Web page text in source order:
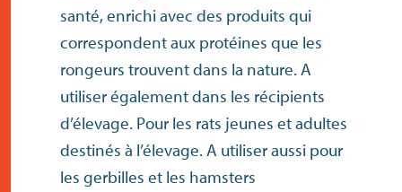
santé, enrichi avec des produits qui
correspondent aux protéines que les
rongeurs trouvent dans la nature. A
utiliser également dans les récipients
d’élevage. Pour les rats jeunes et adultes
destinés à l’élevage. A utiliser aussi pour
les gerbilles et les hamsters